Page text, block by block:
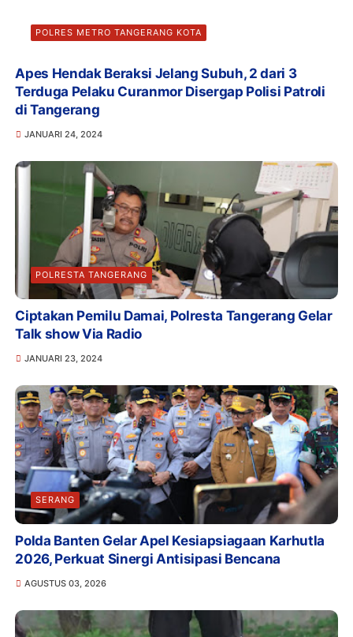
POLRES METRO TANGERANG KOTA
Apes Hendak Beraksi Jelang Subuh, 2 dari 3
Terduga Pelaku Curanmor Disergap Polisi Patroli
di Tangerang
JANUARI 24, 2024
POLRESTA TANGERANG
Ciptakan Pemilu Damai, Polresta Tangerang Gelar
Talk show Via Radio
JANUARI 23, 2024
SERANG
Polda Banten Gelar Apel Kesiapsiagaan Karhutla
2026, Perkuat Sinergi Antisipasi Bencana
AGUSTUS 03, 2026